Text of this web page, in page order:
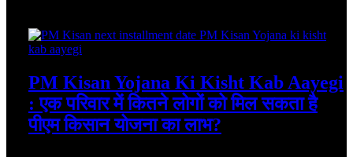
PM Kisan Yojana Ki Kisht Kab Aayegi
: एक परिवार में कितने लोगों को मिल सकता है
पीएम किसान योजना का लाभ?